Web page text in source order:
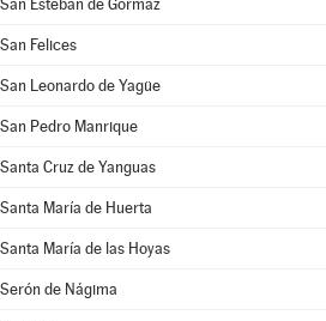
San Esteban de Gormaz
San Felices
San Leonardo de Yagüe
San Pedro Manrique
Santa Cruz de Yanguas
Santa María de Huerta
Santa María de las Hoyas
Serón de Nágima